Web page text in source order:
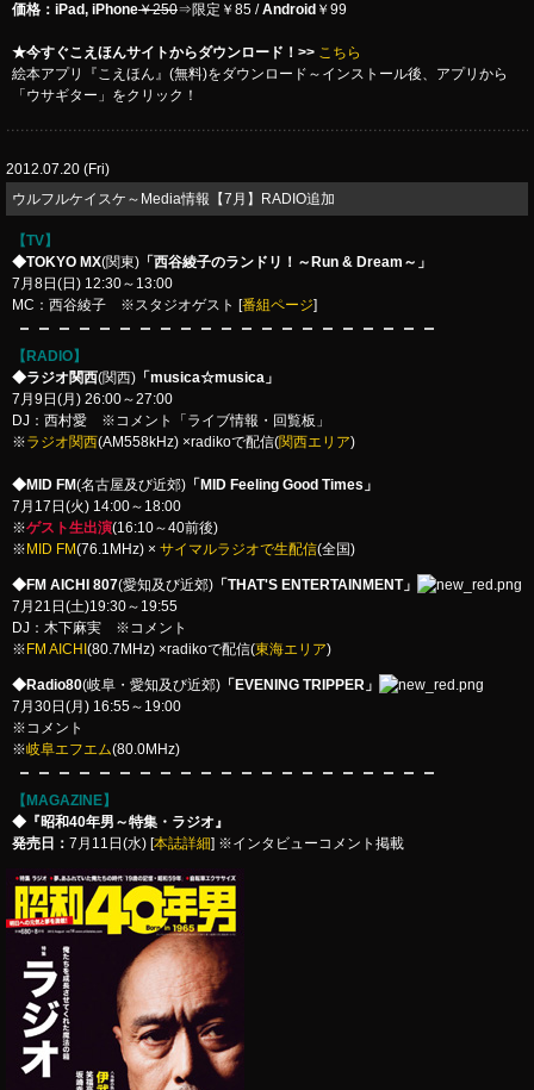
価格：iPad, iPhone￥250⇒限定￥85 /Android ￥99
★今すぐこえほんサイトからダウンロード！>> こちら
絵本アプリ『こえほん』(無料)をダウンロード～インストール後、アプリから
「ウサギター」をクリック！
2012.07.20 (Fri)
ウルフルケイスケ～Media情報【7月】RADIO追加
【TV】
◆TOKYO MX(関東) 「西谷綾子のランドリ！～Run & Dream～」
7月8日(日) 12:30～13:00
MC：西谷綾子 ※スタジオゲスト [番組ページ]
【RADIO】
◆ラジオ関西(関西) 「musica☆musica」
7月9日(月) 26:00～27:00
DJ：西村愛 ※コメント「ライブ情報・回覧板」
※ラジオ関西(AM558kHz) ×radikoで配信(関西エリア)
◆MID FM(名古屋及び近郊) 「MID Feeling Good Times」
7月17日(火) 14:00～18:00
※ゲスト生出演(16:10～40前後)
※ MID FM(76.1MHz) × サイマルラジオで生配信(全国)
◆FM AICHI 807(愛知及び近郊) 「THAT'S ENTERTAINMENT」
7月21日(土)19:30～19:55
DJ：木下麻実 ※コメント
※ FM AICHI (80.7MHz) ×radikoで配信(東海エリア)
◆Radio80(岐阜・愛知及び近郊) 「EVENING TRIPPER」
7月30日(月) 16:55～19:00
※コメント
※岐阜エフエム(80.0MHz)
【MAGAZINE】
◆『昭和40年男～特集・ラジオ』
発売日： 7月11日(水) [本誌詳細] ※インタビューコメント掲載